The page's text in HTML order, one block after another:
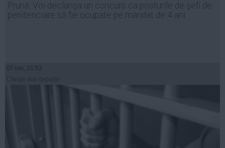
Prună: Voi declanşa un concurs ca posturile de şefi de
penitenciare să fie ocupate pe mandat de 4 ani
07 iun, 21:53